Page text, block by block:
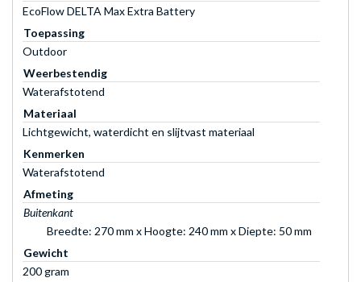
EcoFlow DELTA Max Extra Battery
Toepassing
Outdoor
Weerbestendig
Waterafstotend
Materiaal
Lichtgewicht, waterdicht en slijtvast materiaal
Kenmerken
Waterafstotend
Afmeting
Buitenkant
Breedte: 270 mm x Hoogte: 240 mm x Diepte: 50 mm
Gewicht
200 gram